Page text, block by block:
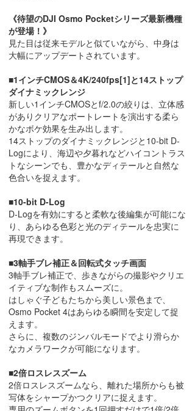
《待望のDJI Osmo Pocketシリーズ最新機種
が登場！》
見た目は従来モデルと似ていながら、中身は
大幅にアップデートされています。
■1インチCMOS＆4K/240fps[1]と14ストップ
ダイナミックレンジ
新しい1インチCMOSとf/2.0の絞りは、立体感
がありクリアなポートレートを演出する柔ら
かなボケ効果を生み出します。
14ストップのダイナミックレンジと10-bit D-
Logにより、海辺や夕暮れなどハイコントラス
トなシーンでも、豊かなディテールと自然な
色合いを捉えます。
■10-bit D-Log
D-Logを有効にすると柔軟な後編集が可能にな
り、あらゆる色彩と光のディテールを忠実に
再現できます。
■3軸手ブレ補正＆回転式タッチ画面
3軸手ブレ補正で、歩きながらの撮影やクリエ
イティブな制作もスムーズに。
はしゃぐ子どもたちから美しい景色まで、
Osmo Pocket 4はあらゆる瞬間を安定して捉
えます。
さらに、複数のジンバルモードでより滑らか
なカメラワークが可能になります。
■2倍ロスレスズーム
2倍ロスレスズームなら、離れた場所からも被
写体をシャープかつクリアに捉えます。